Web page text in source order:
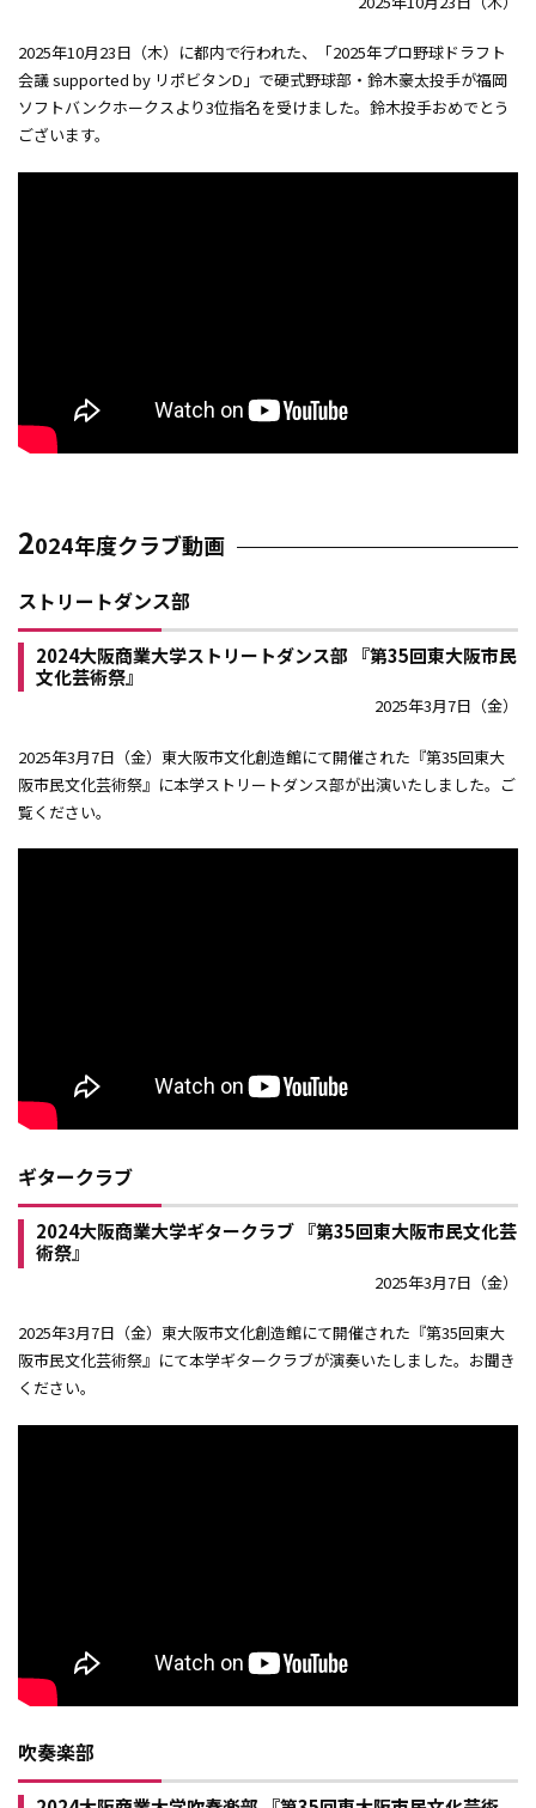
2025年10月23日（木）に都内で行われた、「2025年プロ野球ドラフト
会議 supported by リポビタンD」で硬式野球部・鈴木豪太投手が福岡
ソフトバンクホークスより3位指名を受けました。鈴木投手おめでとう
ございます。
2024年度クラブ動画
ストリートダンス部
2024大阪商業大学ストリートダンス部 『第35回東大阪市民
文化芸術祭』
2025年3月7日（金）
2025年3月7日（金）東大阪市文化創造館にて開催された『第35回東大
阪市民文化芸術祭』に本学ストリートダンス部が出演いたしました。ご
覧ください。
ギタークラブ
2024大阪商業大学ギタークラブ 『第35回東大阪市民文化芸
術祭』
2025年3月7日（金）
2025年3月7日（金）東大阪市文化創造館にて開催された『第35回東大
阪市民文化芸術祭』にて本学ギタークラブが演奏いたしました。お聞き
ください。
吹奏楽部